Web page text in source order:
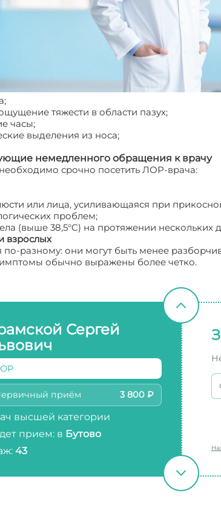
тяжести в области пазух;
часы;
выделения из носа;
немедленного обращения к врачу
срочно посетить ЛОР-врача:
или лица, усиливающаяся при
проблем;
(выше 38,5°C) на протяжении нескольких
взрослых
по-разному: они могут быть менее
обычно выражены более четко.
Сергей
приём 3 800 ₽
высшей категории
прием: в Бутово
43